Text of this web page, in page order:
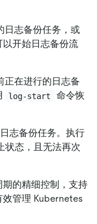
日志备份任务，或
开始日志备份流
正在进行的日志备
log-start
命令恢
志备份任务。执行
状态，且无法再次
的精细控制，支持
效管理 Kubernetes